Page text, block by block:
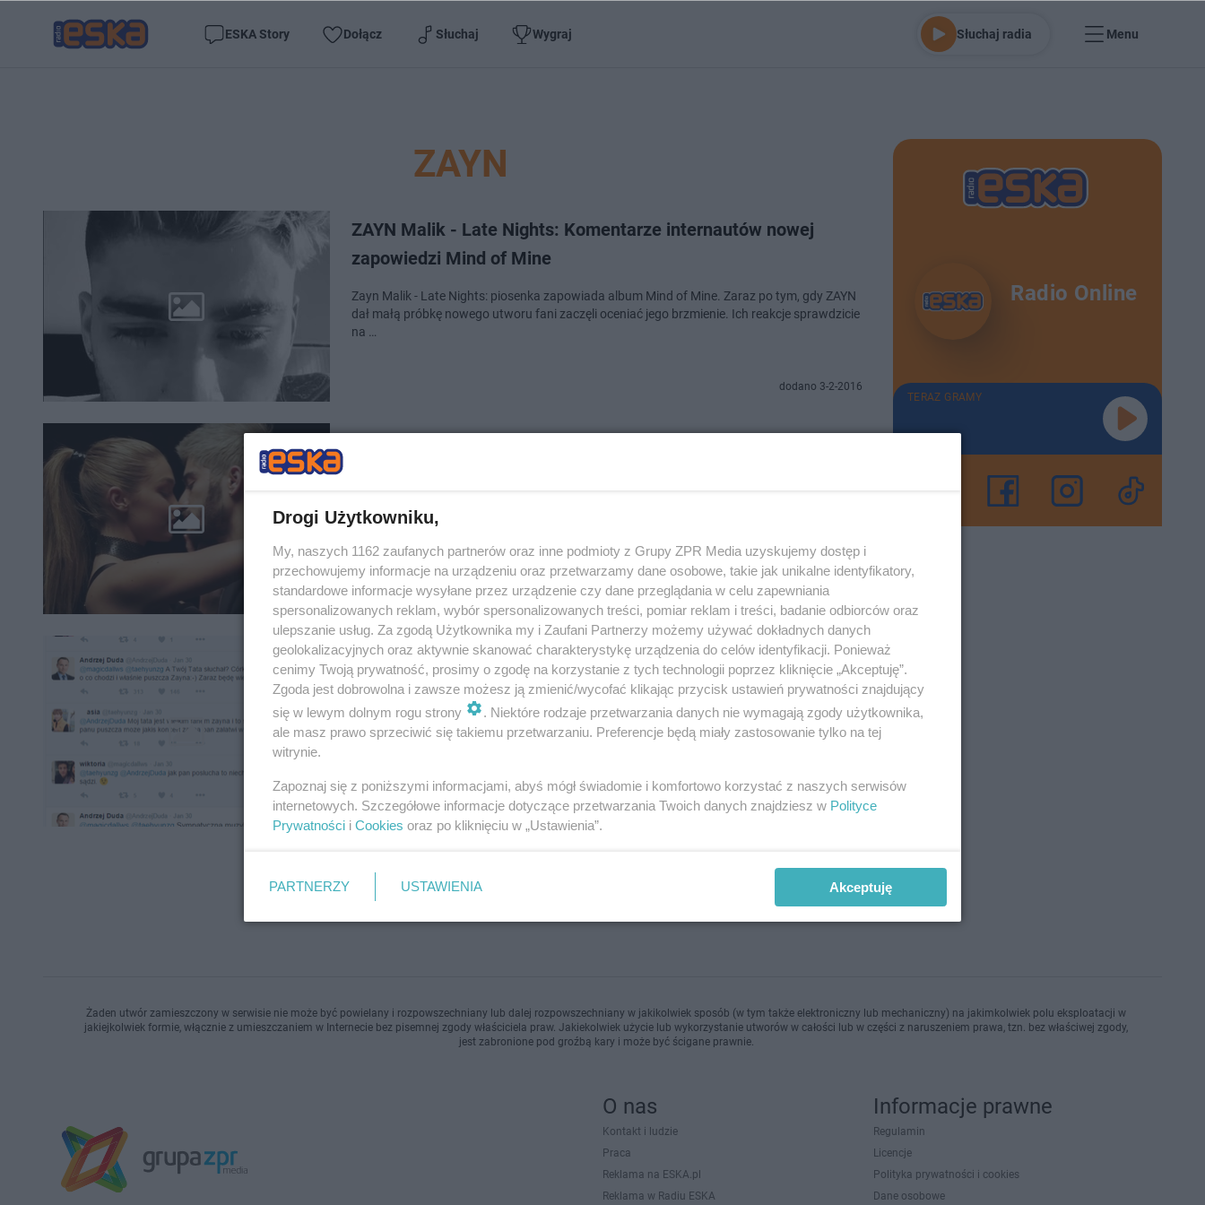
ESKA Story Dołącz Słuchaj Wygraj Słuchaj radia Menu
ZAYN
ZAYN Malik - Late Nights: Komentarze internautów nowej
zapowiedzi Mind of Mine
Zayn Malik - Late Nights: piosenka zapowiada album Mind of Mine. Zaraz po tym, gdy ZAYN
dał małą próbkę nowego utworu fani zaczęli oceniać jego brzmienie. Ich reakcje sprawdzicie
na …
dodano 3-2-2016
Kim jest dziewczyna z teledysku ZAYNA - PillowTalk? To Gigi Hadid. Na ESKA.pl bierzemy pod
lupę modelkę z pierwszego solowego wideoklipu Zayna Malika. Sprawdź, w jakich innych
teledyskach wystąpiła G…
dodano 2-2-2016
Andrzej Duda słucha ZAYNA! Prezydent Polski załatwi koncert
artysty w Polsce?
Andrzej Duda jest fanem ZAYNA? Prezydent Polski odpowiedział na tweety miłośników ex-
wokalisty One Direction i podzielił się swoimi wrażeniami na temat jego nowej piosenki
dodano 1-2-2016
1 ...
Radio Online
TERAZ GRAMY
Żaden utwór zamieszczony w serwisie nie może być powielany i rozpowszechniany lub dalej rozpowszechniany w jakikolwiek sposób (w tym także elektroniczny lub mechaniczny) na jakimkolwiek polu eksploatacji w
jakiejkolwiek formie, włącznie z umieszczaniem w Internecie bez pisemnej zgody właściciela praw. Jakiekolwiek użycie lub wykorzystanie utworów w całości lub w części z naruszeniem prawa, tzn. bez właściwej zgody,
jest zabronione pod groźbą kary i może być ścigane prawnie.
O nas
Kontakt i ludzie
Praca
Reklama na ESKA.pl
Reklama w Radiu ESKA
Informacje prawne
Regulamin
Licencje
Polityka prywatności i cookies
Dane osobowe
Drogi Użytkowniku,
My, naszych 1162 zaufanych partnerów oraz inne podmioty z Grupy ZPR Media uzyskujemy dostęp i
przechowujemy informacje na urządzeniu oraz przetwarzamy dane osobowe, takie jak unikalne identyfikatory,
standardowe informacje wysyłane przez urządzenie czy dane przeglądania w celu zapewniania
spersonalizowanych reklam, wybór spersonalizowanych treści, pomiar reklam i treści, badanie odbiorców oraz
ulepszanie usług. Za zgodą Użytkownika my i Zaufani Partnerzy możemy używać dokładnych danych
geolokalizacyjnych oraz aktywnie skanować charakterystykę urządzenia do celów identyfikacji. Ponieważ
cenimy Twoją prywatność, prosimy o zgodę na korzystanie z tych technologii poprzez kliknięcie „Akceptuję”.
Zgoda jest dobrowolna i zawsze możesz ją zmienić/wycofać klikając przycisk ustawień prywatności znajdujący
się w lewym dolnym rogu strony
. Niektóre rodzaje przetwarzania danych nie wymagają zgody użytkownika,
ale masz prawo sprzeciwić się takiemu przetwarzaniu. Preferencje będą miały zastosowanie tylko na tej
witrynie.
Zapoznaj się z poniższymi informacjami, abyś mógł świadomie i komfortowo korzystać z naszych serwisów
internetowych. Szczegółowe informacje dotyczące przetwarzania Twoich danych znajdziesz w Polityce
Prywatności i Cookies oraz po kliknięciu w „Ustawienia”.
PARTNERZY USTAWIENIA Akceptuję